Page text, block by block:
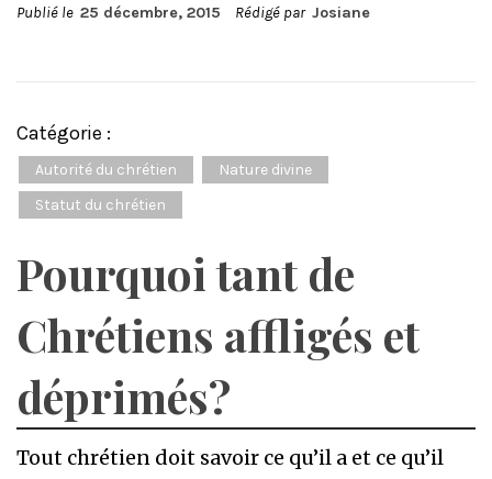
Publié le 25 décembre, 2015 Rédigé par Josiane
Catégorie :
Autorité du chrétien
Nature divine
Statut du chrétien
Pourquoi tant de
Chrétiens affligés et
déprimés?
Tout chrétien doit savoir ce qu’il a et ce qu’il